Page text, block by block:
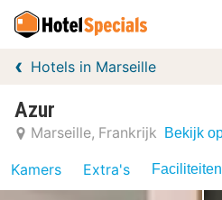
Hotels in Marseille
Azur
Marseille Frankrijk Bekijk
Kamers Extra's Faciliteiten